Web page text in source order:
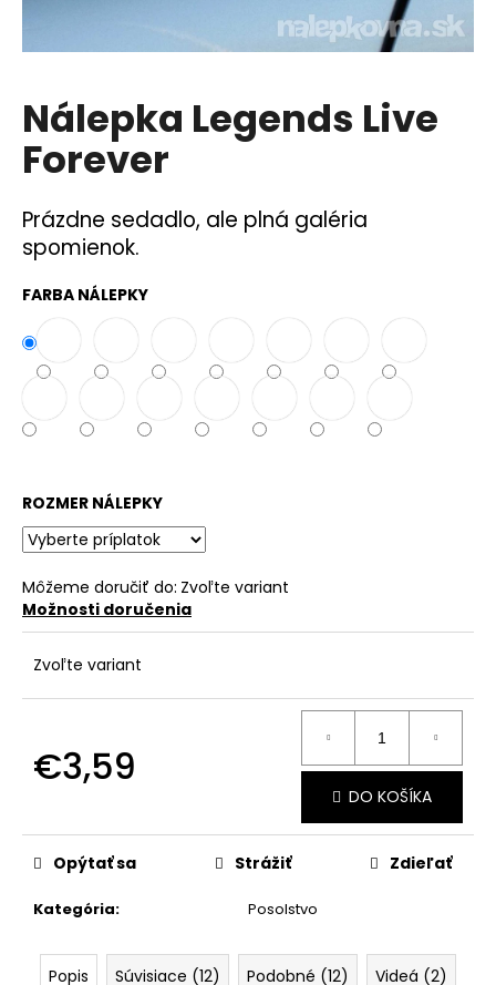
Nálepka Legends Live
Forever
Prázdne sedadlo, ale plná galéria
spomienok.
FARBA NÁLEPKY
ROZMER NÁLEPKY
Môžeme doručiť do: Zvoľte variant
Možnosti doručenia
Zvoľte variant
€3,59
DO KOŠÍKA
Kategória: Posolstvo
Opýtať sa Strážiť Zdieľať
Popis Súvisiace (12) Podobné (12)
Videá (2)
j
ť
?
O
d
p
o
č
a
m